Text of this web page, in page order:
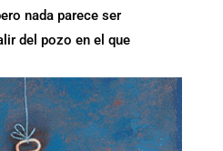
nada parece ser
del pozo en el que